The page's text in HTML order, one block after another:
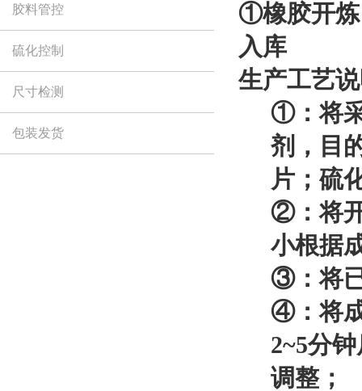
胶料管控
硫化控制
尺寸检测
包装发货
①橡胶开
入库
生产工艺
①：将
剂，目
片；硫
②：将
小根据
③：将
④：将
2~5分
调整；